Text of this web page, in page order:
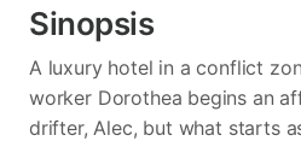
Sinopsis
A luxury hotel in a conflict
worker Dorothea begins an
drifter, Alec, but what starts